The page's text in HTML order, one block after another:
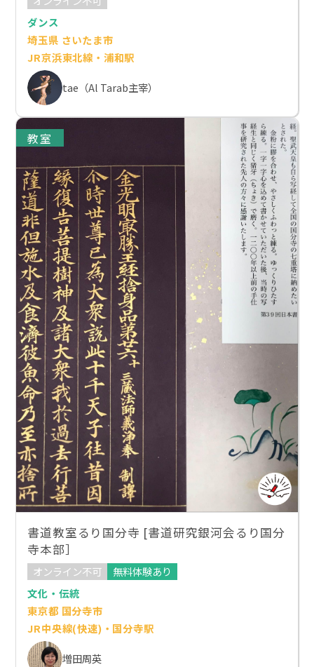
ダンス
埼玉県 さいたま市
JR京浜東北線・浦和駅
tae（Al Tarab主宰）
教室
書道教室るり国分寺 [書道研究銀河会るり国分
寺本部］
オンライン不可
無料体験あり
文化・伝統
東京都 国分寺市
JR中央線(快速)・国分寺駅
増田周英